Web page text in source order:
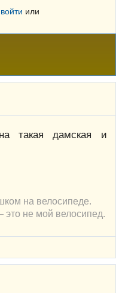
войти или
такая дамская и
на велосипеде.
это не мой велосипед.